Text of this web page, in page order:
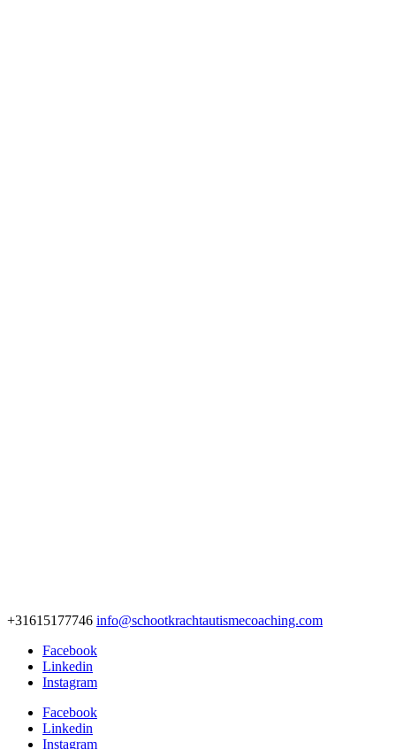
+31615177746 info@schootkrachtautismecoaching.com
Facebook
Linkedin
Instagram
Facebook
Linkedin
Instagram